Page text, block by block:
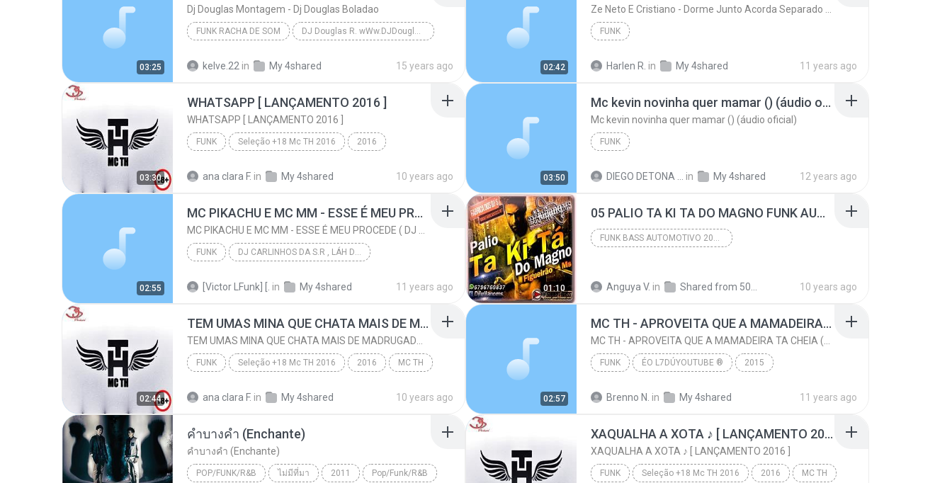
03:25
Dj Douglas Montagem - Dj Douglas Boladao
FUNK RACHA DE SOM DJ Douglas R. wWw.DJDouglasR.Blogspot.com (32)99071077 msn djdouglasricardo@live.com
kelve.22 in My 4shared 15 years ago 02:42
FUNK
Harlen R. in My 4shared 11 years ago
03:30
WHATSAPP [ LANÇAMENTO 2016 ]
WHATSAPP [ LANÇAMENTO 2016 ]
FUNK Seleção +18 Mc TH 2016 2016
ana clara F. in My 4shared 10 years ago 03:50
Mc kevin novinha quer mamar () (áudio oficial)
Mc kevin novinha quer mamar () (áudio oficial)
FUNK
in My 4shared 12 years ago
02:55
MC PIKACHU E MC MM - ESSE É MEU PROCEDE ( DJ CARLINHOS DA S.R )
FUNK DJ CARLINHOS DA S.R , LÁH DA SÃO RAFAEL .
[Victor LFunk] [. in My 4shared 11 years ago 01:10
05 PALIO TA KI TA DO MAGNO FUNK AUTOMOTIVO VOLUME 01.mp3
FUNK BASS AUTOMOTIVO 2016 LANÇAMENTOS
FUNK BASS AUTOMOTIVO 2016 LANÇAMENTOS
Anguya V. in 10 years ago
02:44
TEM UMAS MINA QUE CHATA MAIS DE MADRUGADA CHORA ♫ [LANÇAMENTO 2015]
FUNK Seleção +18 Mc TH 2016 2016 MC TH
ana clara F. in My 4shared 10 years ago 02:57
MC TH - APROVEITA QUE A MAMADEIRA TA CHEIA (LANÇAMENTO OFICIAL 2015)
FUNK ÉO L7DÚYOUTUBE ® 2015
Brenno N. in My 4shared 11 years ago
คำบางคำ (Enchante)
คำบางคำ (Enchante)
POP/FUNK/R&B ไม่มีที่มา 2011 Pop/Funk/R&B
XAQUALHA A XOTA ♪ [ LANÇAMENTO 2016 ]
XAQUALHA A XOTA ♪ [ LANÇAMENTO 2016 ]
FUNK Seleção +18 Mc TH 2016 2016 MC TH